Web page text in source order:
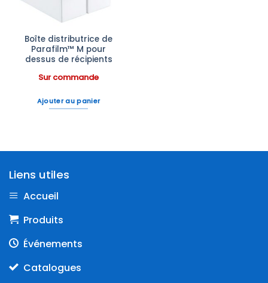
Boîte distributrice de
Parafilm™ M pour
dessus de récipients
Sur commande
Ajouter au panier
Liens utiles
Accueil
Produits
Événements
Catalogues